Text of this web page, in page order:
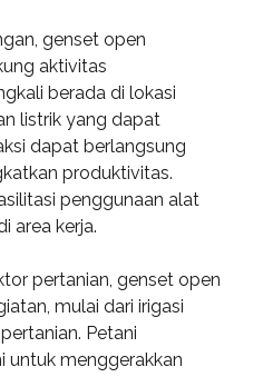
genset open
aktivitas
berada di lokasi
listrik yang dapat
dapat berlangsung
produktivitas.
penggunaan alat
area kerja.
pertanian, genset open
mulai dari irigasi
Petani
untuk menggerakkan